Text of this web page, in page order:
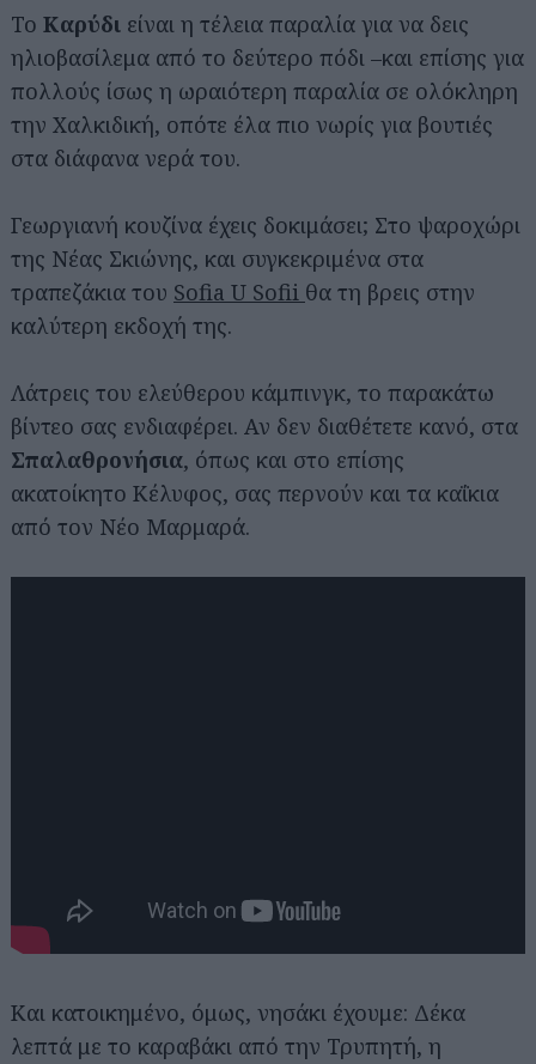
Το Καρύδι είναι η τέλεια παραλία για να δεις
ηλιοβασίλεμα από το δεύτερο πόδι –και επίσης για
πολλούς ίσως η ωραιότερη παραλία σε ολόκληρη
την Χαλκιδική, οπότε έλα πιο νωρίς για βουτιές
στα διάφανα νερά του.
Γεωργιανή κουζίνα έχεις δοκιμάσει; Στο ψαροχώρι
της Νέας Σκιώνης, και συγκεκριμένα στα
τραπεζάκια του Sofia U Sofii θα τη βρεις στην
καλύτερη εκδοχή της.
Λάτρεις του ελεύθερου κάμπινγκ, το παρακάτω
βίντεο σας ενδιαφέρει. Αν δεν διαθέτετε κανό, στα
Σπαλαθρονήσια, όπως και στο επίσης
ακατοίκητο Κέλυφος, σας περνούν και τα καΐκια
από τον Νέο Μαρμαρά.
Και κατοικημένο, όμως, νησάκι έχουμε: Δέκα
λεπτά με το καραβάκι από την Τρυπητή, η